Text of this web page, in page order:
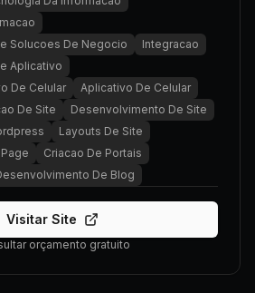
Solucoes De Negocio
Integracao
Aplicativo
De Celular
Aplicativo De Celular
De Site
Desenvolvimento De Site
Layouts De Site
Criacao De Portais
De Blog
Visitar Site
orçamento gratuito